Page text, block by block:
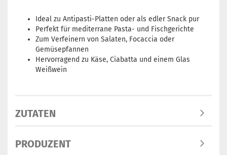
Ideal zu Antipasti-Platten oder als edler Snack pur
Perfekt für mediterrane Pasta- und Fischgerichte
Zum Verfeinern von Salaten, Focaccia oder
Gemüsepfannen
Hervorragend zu Käse, Ciabatta und einem Glas
Weißwein
ZUTATEN
PRODUZENT